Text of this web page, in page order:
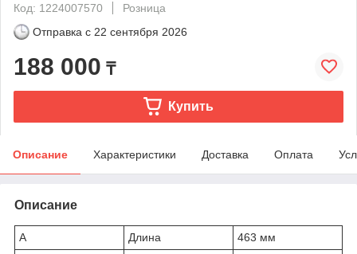
Код: 1224007570
Розница
Отправка с 22 сентября 2026
188 000 ₸
Купить
Описание Характеристики Доставка Оплата
Описание
A Длина
463 мм